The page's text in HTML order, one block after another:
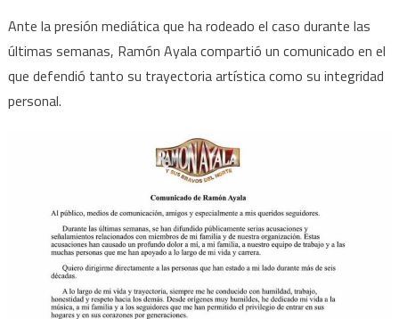
Ante la presión mediática que ha rodeado el caso durante las
últimas semanas, Ramón Ayala compartió un comunicado en el
que defendió tanto su trayectoria artística como su integridad
personal.